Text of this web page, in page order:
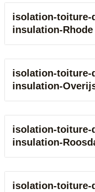
isolation-toiture-
insulation-
isolation-toiture-
insulation-
isolation-toiture-
insulation-
isolation-toiture-